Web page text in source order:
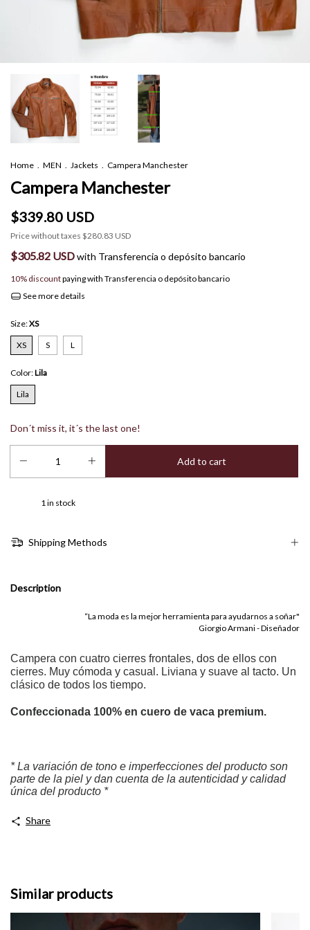
Home . MEN . Jackets . Campera Manchester
Campera Manchester
$339.80 USD
Price without taxes $280.83 USD
$305.82 USDwith Transferencia o depósito bancario
10% discountpaying with Transferencia o depósito bancario
See more details
Size:XS
XS S L
Color:Lila
Lila
Don´t miss it, it´s the last one!
1 in stock
Shipping Methods
Description
“La moda es la mejor herramienta para ayudarnos a soñar"
Giorgio Armani - Diseñador
Campera con cuatro cierres frontales, dos de ellos con
cierres. Muy cómoda y casual. Liviana y suave al tacto. Un
clásico de todos los tiempo.
Confeccionada 100% en cuero de vaca premium.
* La variación de tono e imperfecciones del producto son
parte de la piel y dan cuenta de la autenticidad y calidad
única del producto *
Share
Similar products